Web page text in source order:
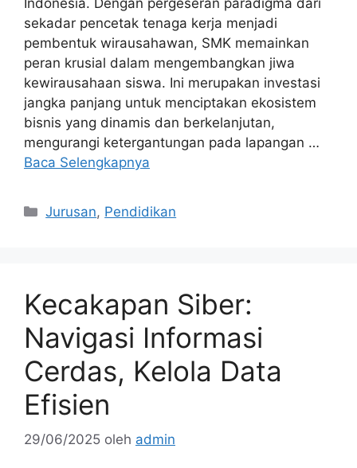
sekadar pencetak tenaga kerja menjadi
pembentuk wirausahawan, SMK memainkan
peran krusial dalam mengembangkan jiwa
kewirausahaan siswa. Ini merupakan investasi
jangka panjang untuk menciptakan ekosistem
bisnis yang dinamis dan berkelanjutan,
mengurangi ketergantungan pada lapangan …
Baca Selengkapnya
Kategori
Jurusan, Pendidikan
Kecakapan Siber:
Navigasi Informasi
Cerdas, Kelola Data
Efisien
29/06/2025 oleh admin